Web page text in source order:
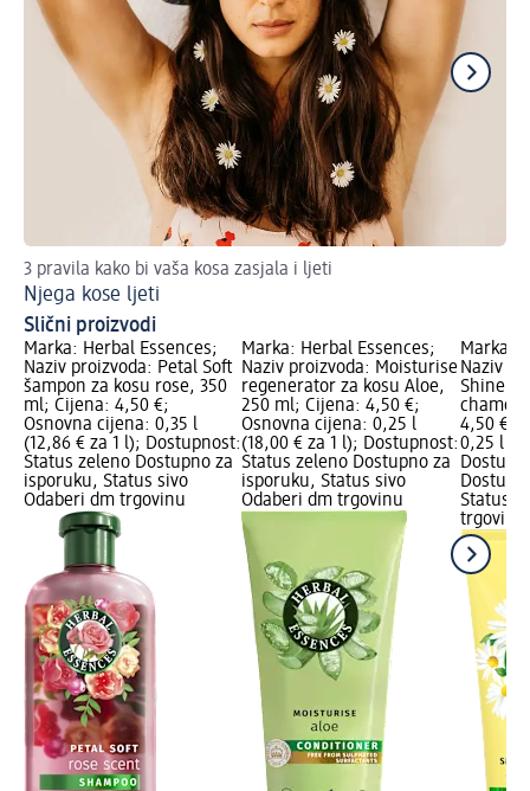
3 pravila kako bi vaša kosa zasjala i ljeti
Njega kose ljeti
Slični proizvodi
Marka: Herbal Essences;
Naziv proizvoda: Petal Soft
šampon za kosu rose, 350
ml; Cijena: 4,50 €;
Osnovna cijena: 0,35 l
(12,86 € za 1 l); Dostupnost:
Status zeleno Dostupno za
isporuku, Status sivo
Odaberi dm trgovinu
Marka: Herbal Essences;
Naziv proizvoda: Moisturise
regenerator za kosu Aloe,
250 ml; Cijena: 4,50 €;
Osnovna cijena: 0,25 l
(18,00 € za 1 l); Dostupnost:
Status zeleno Dostupno za
isporuku, Status sivo
Odaberi dm trgovinu
Marka:
Naziv
Shine
4,50 €;
0,25 l
Status
trgovinu